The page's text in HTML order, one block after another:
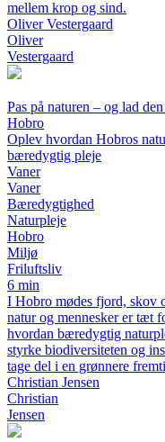
mellem krop og sind.
Oliver Vestergaard
Oliver
Vestergaard
Pas på naturen – og lad
Hobro
Oplev hvordan Hobros
bæredygtig pleje
Vaner
Vaner
Bæredygtighed
Naturpleje
Hobro
Miljø
Friluftsliv
6 min
I Hobro mødes fjord, skov
natur og mennesker er tæt
hvordan bæredygtig
styrke biodiversiteten og
tage del i en grønnere
Christian Jensen
Christian
Jensen